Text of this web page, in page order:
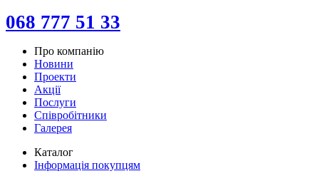
068 777 51 33
Про компанію
Новини
Проекти
Акції
Послуги
Співробітники
Галерея
Каталог
Інформація покупцям